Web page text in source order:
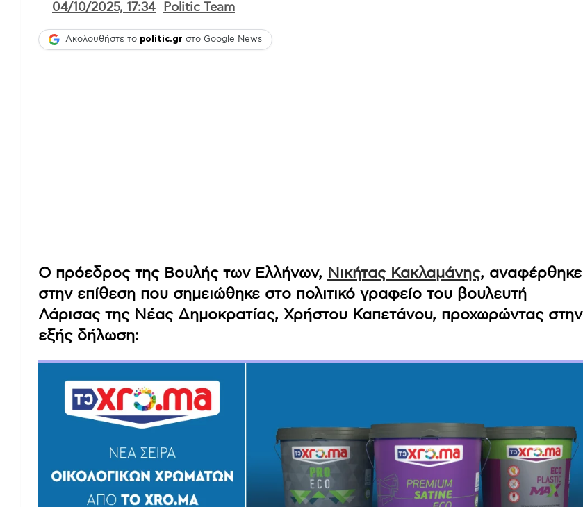
04/10/2025, 17:34 Politic Team
Ακολουθήστε το politic.gr στο Google News
Ο πρόεδρος της Βουλής των Ελλήνων, Νικήτας Κακλαμάνης, αναφέρθηκε
στην επίθεση που σημειώθηκε στο πολιτικό γραφείο του βουλευτή
Λάρισας της Νέας Δημοκρατίας, Χρήστου Καπετάνου, προχωρώντας στην
εξής δήλωση: